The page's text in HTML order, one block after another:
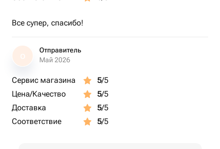
Все супер, спасибо!
О
Отправитель
Май 2026
Сервис магазина 5/5
Цена/Качество
5/5
Доставка
5/5
Соответствие
5/5